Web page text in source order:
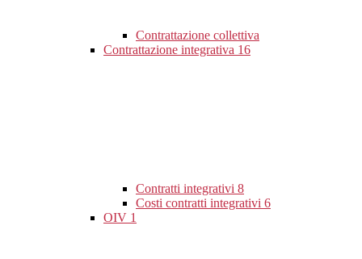
Contrattazione collettiva
Contrattazione integrativa 16
Contratti integrativi 8
Costi contratti integrativi 6
OIV 1